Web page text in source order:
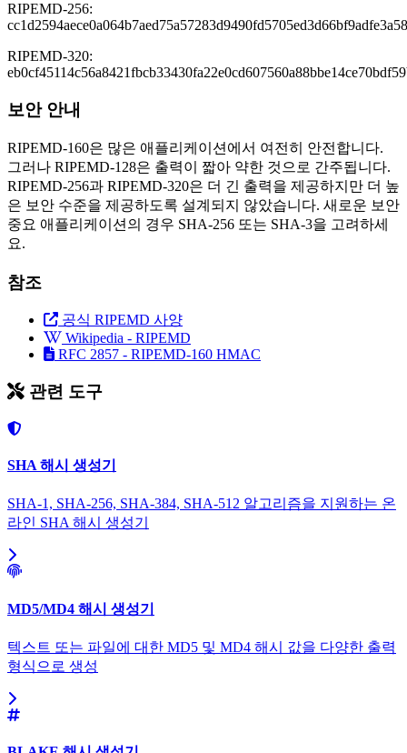
RIPEMD-256:
RIPEMD-320:
보안 안내
RIPEMD-160은 많은 애플리케이션에서 여전히 안전합니다.
그러나 RIPEMD-128은 출력이 짧아 약한 것으로 간주됩니다.
RIPEMD-256과 RIPEMD-320은 더 긴 출력을 제공하지만 더 높
은 보안 수준을 제공하도록 설계되지 않았습니다. 새로운 보안
중요 애플리케이션의 경우 SHA-256 또는 SHA-3을 고려하세
요.
참조
공식 RIPEMD 사양
Wikipedia - RIPEMD
RFC 2857 - RIPEMD-160 HMAC
관련 도구
SHA 해시 생성기
SHA-1, SHA-256, SHA-384, SHA-512 알고리즘을 지원하는 온
라인 SHA 해시 생성기
MD5/MD4 해시 생성기
텍스트 또는 파일에 대한 MD5 및 MD4 해시 값을 다양한 출력
형식으로 생성